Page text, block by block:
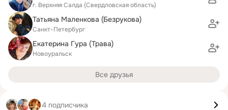
г. Верхняя Салда (Свердловская область)
Татьяна Маленкова (Безрукова)
Санкт-Петербург
Екатерина Гура (Трава)
Новоуральск
Все друзья
4 подписчика